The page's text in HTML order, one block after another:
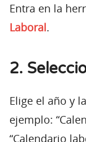
Entra en la
Laboral.
2.
Elige el año y
ejemplo:
“Calendario